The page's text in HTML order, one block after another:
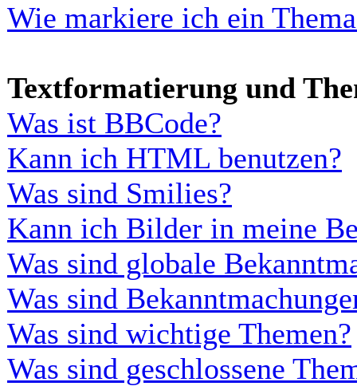
Wie markiere ich ein
Textformatierung und
Was ist BBCode?
Kann ich HTML benutzen?
Was sind Smilies?
Kann ich Bilder in meine
Was sind globale
Was sind
Was sind wichtige Themen?
Was sind geschlossene